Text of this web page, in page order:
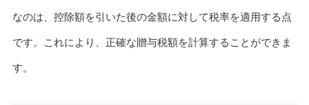
なのは、控除額を引いた後の金額に対して税率を適用する点
です。これにより、正確な贈与税額を計算することができま
す。